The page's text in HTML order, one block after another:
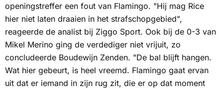
openingstreffer een fout van Flamingo. "Hij mag Rice
hier niet laten draaien in het strafschopgebied",
reageerde de analist bij Ziggo Sport. Ook bij de 0-3 van
Mikel Merino ging de verdediger niet vrijuit, zo
concludeerde Boudewijn Zenden. "De bal blijft hangen.
Wat hier gebeurt, is heel vreemd. Flamingo gaat ervan
uit dat er iemand in zijn rug zit, die er op dat moment